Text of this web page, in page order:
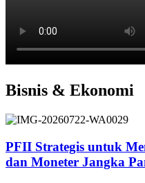
Bisnis & Ekonomi
PFII Strategis untuk
dan Moneter Jangka